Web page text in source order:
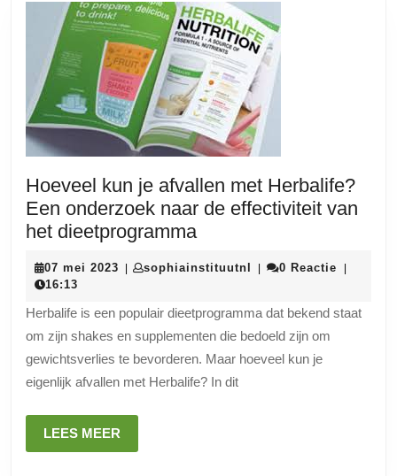
Hoeveel kun je afvallen met Herbalife?
Een onderzoek naar de effectiviteit van
het dieetprogramma
je
met
Herbalife?
Een
onderzoek
07 mei 2023 07| sophiainstituutnl sophiainstituutnl
| 0 Reactie |
16:13
Herbalife is een populair dieetprogramma dat bekend staat
om zijn shakes en supplementen die bedoeld zijn om
gewichtsverlies te bevorderen. Maar hoeveel kun je
eigenlijk afvallen met Herbalife? In dit
LEES MEER
MEER